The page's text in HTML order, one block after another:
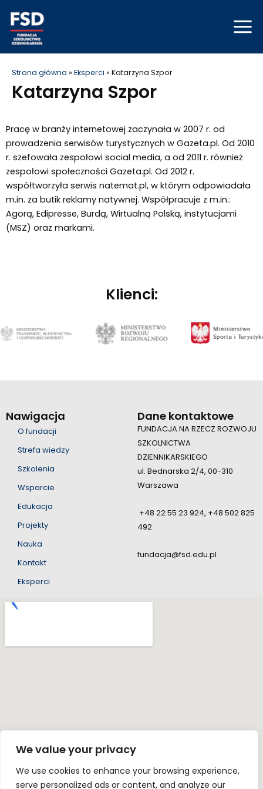
We value your privacy
We use cookies to enhance your browsing experience,
serve personalized ads or content, and analyze our
content
Strona główna » Eksperci » Katarzyna Szpor
Katarzyna Szpor
Pracę w branży internetowej zaczynała w 2007 r. od
prowadzenia serwisów turystycznych w Gazeta.pl. Od 2010
r. szefowała zespołowi social media, a od 2011 r. również
zespołowi społeczności Gazeta.pl. Od 2012 r.
współtworzyła serwis natemat.pl, w którym odpowiadała
m.in. za butik reklamy natywnej. Współpracuje z m.in.:
Agorą, Edipresse, Burdą, Wirtualną Polską, instytucjami
(MSZ) oraz markami.
Klienci:
Nawigacja
O fundacji
Strefa wiedzy
Szkolenia
Wsparcie
Edukacja
Projekty
Nauka
Kontakt
Eksperci
Dane kontaktowe
FUNDACJA NA RZECZ ROZWOJU
SZKOLNICTWA
DZIENNIKARSKIEGO
ul. Bednarska 2/4, 00-310
Warszawa
+48 22 55 23 924, +48 502 825
492
fundacja@fsd.edu.pl